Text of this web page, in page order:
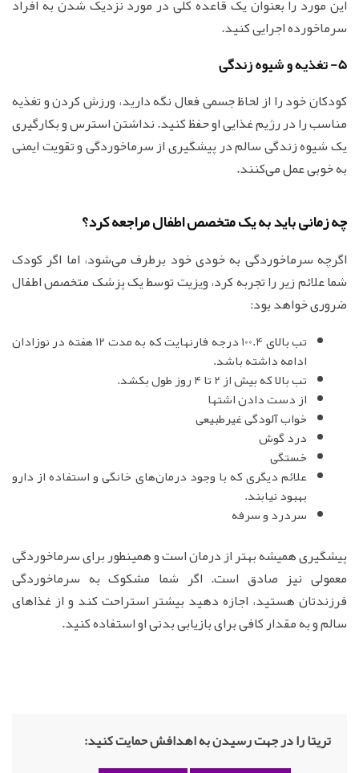
این مورد را بعنوان یک قاعده کلی در مورد نزدیک شدن به افراد
سرماخورده اجرایی کنید.
5- تغذیه و شیوه زندگی
کودکان خود را از لحاظ جسمی فعال نگه دارید، ورزش کردن و تغذیه
مناسب را در رژیم غذایی او حفظ کنید. نداشتن استرس و بکارگیری
یک شیوه زندگی سالم در پیشگیری از سرماخوردگی و تقویت ایمنی
به خوبی عمل می‌کنند.
چه زمانی باید به یک متخصص اطفال مراجعه کرد؟
اگرچه سرماخوردگی به خودی خود برطرف می‌شود، اما اگر کودک
شما علائم زیر را تجربه کرد، ویزیت توسط یک پزشک متخصص اطفال
ضروری خواهد بود:
تب بالای 100.4 درجه فارنهایت که به مدت 12 هفته در نوزادان
ادامه داشته باشد.
تب بالا که بیش از 2 تا 4 روز طول بکشد.
از دست دادن اشتها
خواب آلودگی غیرطبیعی
درد گوش
خستگی
علائم دیگری که با وجود درمان‌های خانگی و استفاده از دارو
بهبود نیابند.
سردرد و سرفه
پیشگیری همیشه بهتر از درمان است و همینطور برای سرماخوردگی
معمولی نیز صادق است. اگر شما مشکوک به سرماخوردگی
فرزندتان هستید، اجازه دهید بیشتر استراحت کند و از غذاهای
سالم و به مقدار کافی برای بازیابی بدنی او استفاده کنید.
تریتا را در جهت رسیدن به اهدافش حمایت کنید: